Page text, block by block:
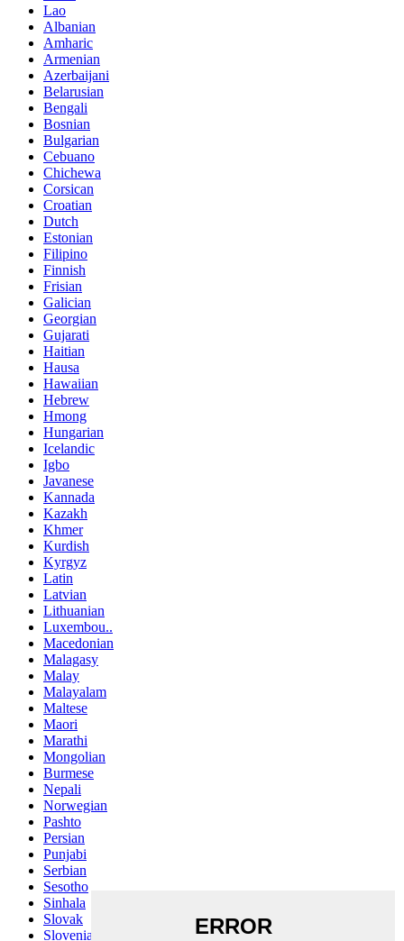
Lao
Albanian
Amharic
Armenian
Azerbaijani
Belarusian
Bengali
Bosnian
Bulgarian
Cebuano
Chichewa
Corsican
Croatian
Dutch
Estonian
Filipino
Finnish
Frisian
Galician
Georgian
Gujarati
Haitian
Hausa
Hawaiian
Hebrew
Hmong
Hungarian
Icelandic
Igbo
Javanese
Kannada
Kazakh
Khmer
Kurdish
Kyrgyz
Latin
Latvian
Lithuanian
Luxembou..
Macedonian
Malagasy
Malay
Malayalam
Maltese
Maori
Marathi
Mongolian
Burmese
Nepali
Norwegian
Pashto
Persian
Punjabi
Serbian
Sesotho
Sinhala
Slovak
Slovenian